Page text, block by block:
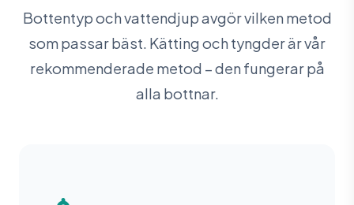
Bottentyp och vattendjup avgör vilken metod
som passar bäst. Kätting och tyngder är vår
rekommenderade metod – den fungerar på
alla bottnar.